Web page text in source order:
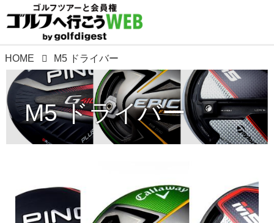
HOME M5 ドライバー
M5 ドライバー